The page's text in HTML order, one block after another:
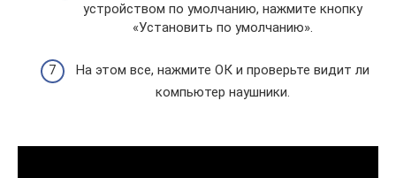
устройством по умолчанию, нажмите кнопку
«Установить по умолчанию».
На этом все, нажмите ОК и проверьте видит ли
компьютер наушники.